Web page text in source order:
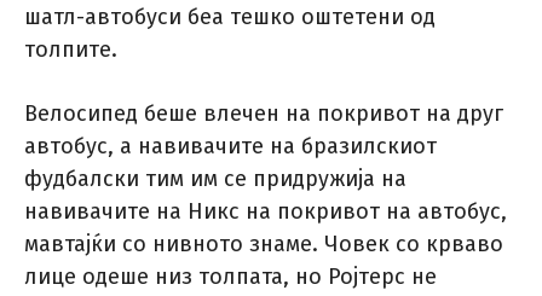
шатл-автобуси беа тешко оштетени од
толпите.
Велосипед беше влечен на покривот на друг
автобус, а навивачите на бразилскиот
фудбалски тим им се придружија на
навивачите на Никс на покривот на автобус,
мавтајќи со нивното знаме. Човек со крваво
лице одеше низ толпата, но Ројтерс не